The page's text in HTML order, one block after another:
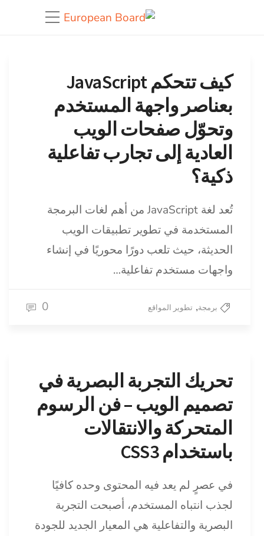
كيف تتحكم JavaScript
بعناصر واجهة المستخدم
وتحوّل صفحات الويب
العادية إلى تجارب تفاعلية
ذكية؟
تُعد لغة JavaScript من أهم لغات البرمجة
المستخدمة في تطوير تطبيقات الويب
الحديثة، حيث تلعب دورًا محوريًا في إنشاء
واجهات مستخدم تفاعلية…
برمجة, تطوير المواقع 0
تحريك التجربة البصرية في
تصميم الويب – فن الرسوم
المتحركة والانتقالات
باستخدام CSS3
في عصرٍ لم يعد فيه المحتوى وحده كافيًا
لجذب انتباه المستخدم، أصبحت التجربة
البصرية والتفاعلية هي المعيار الجديد للجودة